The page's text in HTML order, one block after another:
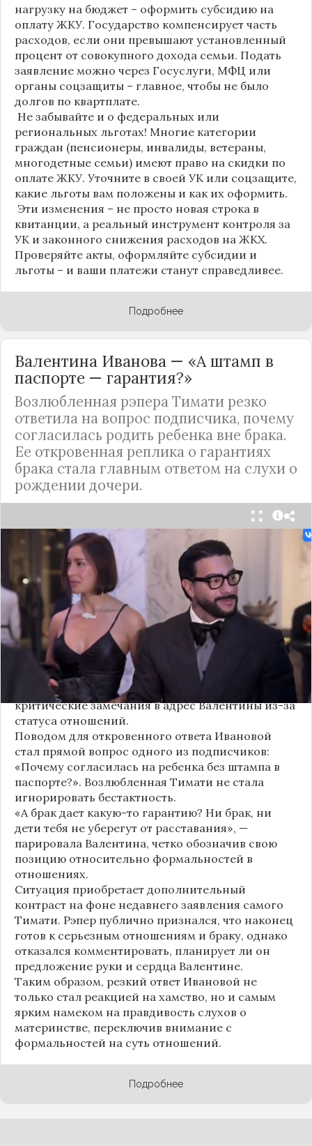
нагрузку на бюджет – оформить субсидию на
оплату ЖКУ. Государство компенсирует часть
расходов, если они превышают установленный
процент от совокупного дохода семьи. Подать
заявление можно через Госуслуги, МФЦ или
органы соцзащиты – главное, чтобы не было
долгов по квартплате.
Не забывайте и о федеральных или
региональных льготах! Многие категории
граждан (пенсионеры, инвалиды, ветераны,
многодетные семьи) имеют право на скидки по
оплате ЖКУ. Уточните в своей УК или соцзащите,
какие льготы вам положены и как их оформить.
Эти изменения – не просто новая строка в
квитанции, а реальный инструмент контроля за
УК и законного снижения расходов на ЖКХ.
Проверяйте акты, оформляйте субсидии и
льготы – и ваши платежи станут справедливее.
Подробнее
Валентина Иванова — «А штамп в
паспорте — гарантия?»
Возлюбленная рэпера Тимати резко
ответила на вопрос подписчика, почему
согласилась родить ребенка вне брака.
Ее откровенная реплика о гарантиях
брака стала главным ответом на слухи о
рождении дочери.
Валентина Иванова, избранница рэпера Тимати,
публично ответила на бестактный вопрос о
своем решении родить ребенка вне
официального брака. Ее резкая реакция стала
первым косвенным подтверждением слухов о
рождении дочери, ранее распространяемых
изданием «СтарХит».
Хотя сама звездная пара официально не
объявляла о пополнении, поклонники уже
засыпали их поздравлениями. Однако
некоторые комментаторы позволили себе
критические замечания в адрес Валентины из-за
статуса отношений.
Поводом для откровенного ответа Ивановой
стал прямой вопрос одного из подписчиков:
«Почему согласилась на ребенка без штампа в
паспорте?». Возлюбленная Тимати не стала
игнорировать бестактность.
«А брак дает какую-то гарантию? Ни брак, ни
дети тебя не уберегут от расставания», —
парировала Валентина, четко обозначив свою
позицию относительно формальностей в
отношениях.
Ситуация приобретает дополнительный
контраст на фоне недавнего заявления самого
Тимати. Рэпер публично признался, что наконец
готов к серьезным отношениям и браку, однако
отказался комментировать, планирует ли он
предложение руки и сердца Валентине.
Таким образом, резкий ответ Ивановой не
только стал реакцией на хамство, но и самым
ярким намеком на правдивость слухов о
материнстве, переключив внимание с
формальностей на суть отношений.
Подробнее